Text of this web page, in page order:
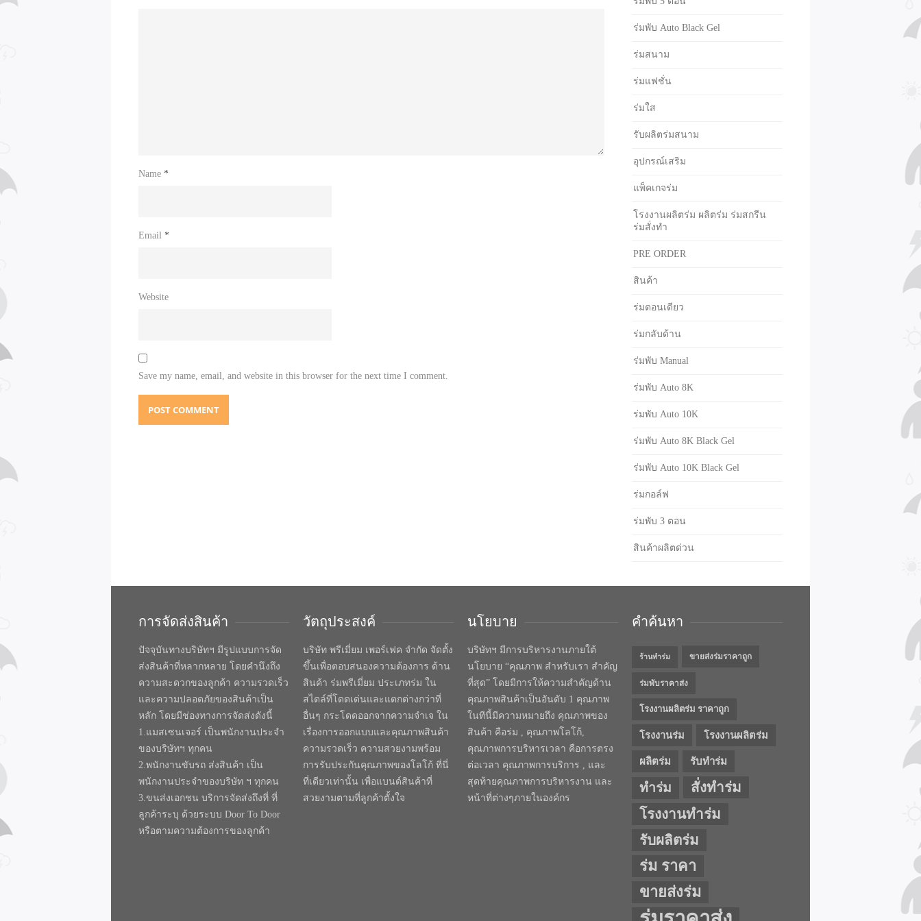
Name *
Email *
Website
Save my name, email, and website in this browser for the next time I comment.
ร่มพับ Auto Black Gel
ร่มสนาม
ร่มแฟชั่น
ร่มใส
รับผลิตร่มสนาม
อุปกรณ์เสริม
แพ็คเกจร่ม
โรงงานผลิตร่ม ผลิตร่ม ร่มสกรีน
ร่มสั่งทำ
PRE ORDER
สินค้า
ร่มตอนเดียว
ร่มกลับด้าน
ร่มพับ Manual
ร่มพับ Auto 8K
ร่มพับ Auto 10K
ร่มพับ Auto 8K Black Gel
ร่มพับ Auto 10K Black Gel
ร่มกอล์ฟ
ร่มพับ 3 ตอน
สินค้าผลิตด่วน
การจัดส่งสินค้า
ปัจจุบันทางบริษัทฯ มีรูปแบบการจัด
ส่งสินค้าที่หลากหลาย โดยคำนึงถึง
ความสะดวกของลูกค้า ความรวดเร็ว
และความปลอดภัยของสินค้าเป็น
หลัก โดยมีช่องทางการจัดส่งดังนี้
1.แมสเซนเจอร์ เป็นพนักงานประจำ
ของบริษัทฯ ทุกคน
2.พนักงานขับรถ ส่งสินค้า เป็น
พนักงานประจำของบริษัท ฯ ทุกคน
3.ขนส่งเอกชน บริการจัดส่งถึงที่ ที่
ลูกค้าระบุ ด้วยระบบ Door To Door
หรือตามความต้องการของลูกค้า
วัตถุประสงค์
บริษัท พรีเมี่ยม เพอร์เฟค จำกัด จัดตั้ง
ขึ้นเพื่อตอบสนองความต้องการ ด้าน
สินค้า ร่มพรีเมี่ยม ประเภทร่ม ใน
สไตล์ที่โดดเด่นและแตกต่างกว่าที่
อื่นๆ กระโดดออกจากความจำเจ ใน
เรื่องการออกแบบและคุณภาพสินค้า
ความรวดเร็ว ความสวยงามพร้อม
การรับประกันคุณภาพของโลโก้ ที่นี่
ที่เดียวเท่านั้น เพื่อแบนด์สินค้าที่
สวยงามตามที่ลูกค้าตั้งใจ
นโยบาย
บริษัทฯ มีการบริหารงานภายใต้
นโยบาย “คุณภาพ สำหรับเรา สำคัญ
ที่สุด” โดยมีการให้ความสำคัญด้าน
คุณภาพสินค้าเป็นอันดับ 1 คุณภาพ
ในทีนี้มีความหมายถึง คุณภาพของ
สินค้า คือร่ม , คุณภาพโลโก้,
คุณภาพการบริหารเวลา คือการตรง
ต่อเวลา คุณภาพการบริการ , และ
สุดท้ายคุณภาพการบริหารงาน และ
หน้าที่ต่างๆภายในองค์กร
คำค้นหา
ร้านทำร่ม ขายส่งร่มราคาถูก
ร่มพับราคาส่ง
โรงงานผลิตร่ม ราคาถูก
โรงงานร่ม โรงงานผลิตร่ม
ผลิตร่ม รับทำร่ม
ทำร่ม
สั่งทำร่ม
โรงงานทำร่ม
รับผลิตร่ม
ร่ม ราคา
ขายส่งร่ม